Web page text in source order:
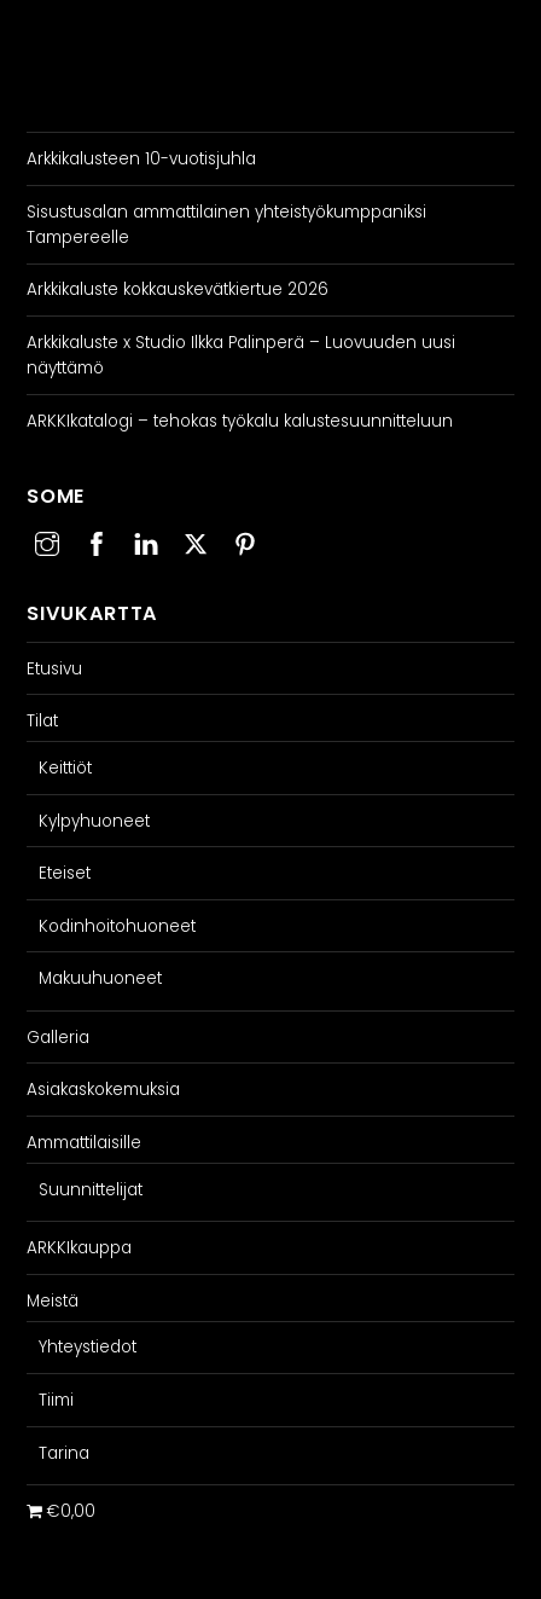
Arkkikalusteen 10-vuotisjuhla
Sisustusalan ammattilainen yhteistyökumppaniksi
Tampereelle
Arkkikaluste kokkauskevätkiertue 2026
Arkkikaluste x Studio Ilkka Palinperä – Luovuuden uusi
näyttämö
ARKKIkatalogi – tehokas työkalu kalustesuunnitteluun
SOME
SIVUKARTTA
Etusivu
Tilat
Keittiöt
Kylpyhuoneet
Eteiset
Kodinhoitohuoneet
Makuuhuoneet
Galleria
Asiakaskokemuksia
Ammattilaisille
Suunnittelijat
ARKKIkauppa
Meistä
Yhteystiedot
Tiimi
Tarina
€0,00